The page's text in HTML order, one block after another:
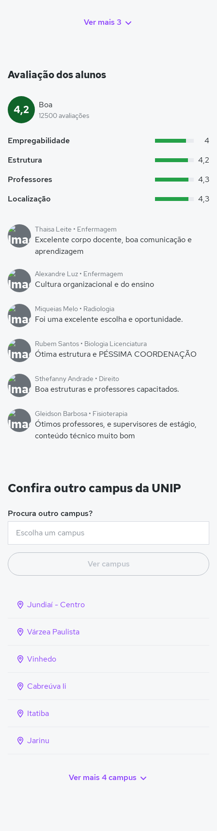
Ver mais 3
Avaliação dos alunos
4,2 Boa
12500 avaliações
Empregabilidade
4
Estrutura
4,2
Professores
4,3
Localização
4,3
Thaisa Leite • Enfermagem
Excelente corpo docente, boa comunicação e
aprendizagem
Alexandre Luz • Enfermagem
Cultura organizacional e do ensino
Miqueias Melo • Radiologia
Foi uma excelente escolha e oportunidade.
Rubem Santos • Biologia Licenciatura
Ótima estrutura e PÉSSIMA COORDENAÇÃO
Sthefanny Andrade • Direito
Boa estruturas e professores capacitados.
Gleidson Barbosa • Fisioterapia
Ótimos professores, e supervisores de estágio,
conteúdo técnico muito bom
Confira outro campus da UNIP
Procura outro campus?
Ver campus
Jundiaí - Centro
Várzea Paulista
Vinhedo
Cabreúva Ii
Itatiba
Jarinu
Ver mais 4 campus